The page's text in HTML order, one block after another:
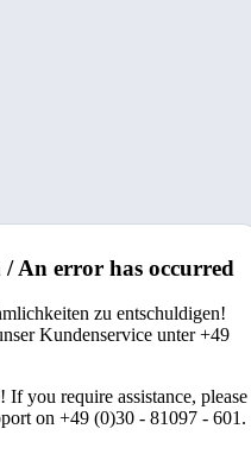
An error has occurred
zu entschuldigen!
Kundenservice unter +49
you require assistance, please
on +49 (0)30 - 81097 - 601.